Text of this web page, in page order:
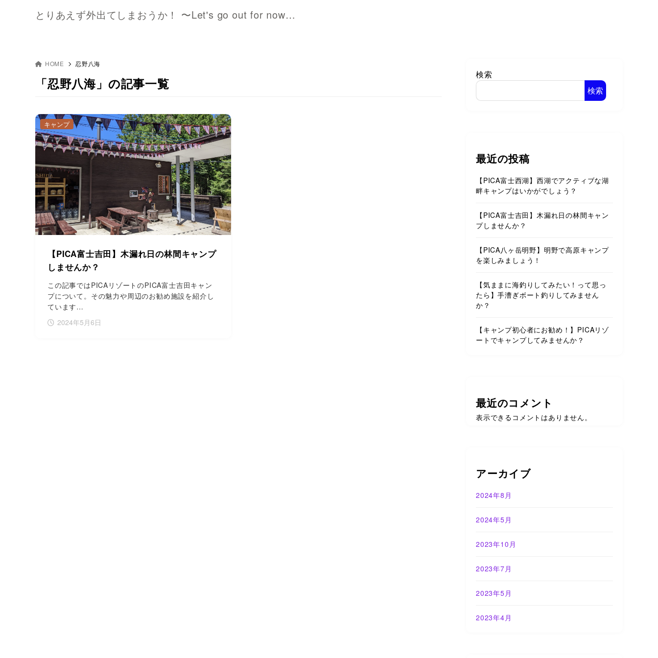
とりあえず外出てしまおうか！ 〜Let's go out for now…
HOME 忍野八海
「忍野八海」の記事一覧
【PICA富士吉田】木漏れ日の林間キャンプ
しませんか？
この記事ではPICAリゾートのPICA富士吉田キャン
プについて。その魅力や周辺のお勧め施設を紹介し
ています…
2024年5月6日
キャンプ
検索
検索
最近の投稿
【PICA富士西湖】西湖でアクティブな湖
畔キャンプはいかがでしょう？
【PICA富士吉田】木漏れ日の林間キャン
プしませんか？
【PICA八ヶ岳明野】明野で高原キャンプ
を楽しみましょう！
【気ままに海釣りしてみたい！って思っ
たら】手漕ぎボート釣りしてみません
か？
【キャンプ初心者にお勧め！】PICAリゾ
ートでキャンプしてみませんか？
最近のコメント
表示できるコメントはありません。
アーカイブ
2024年8月
2024年5月
2023年10月
2023年7月
2023年5月
2023年4月